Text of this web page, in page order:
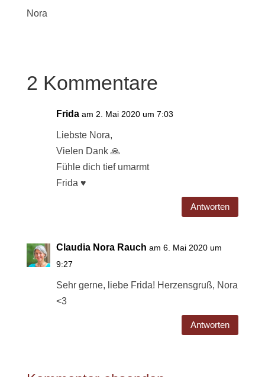
Nora
2 Kommentare
Frida am 2. Mai 2020 um 7:03
Liebste Nora,
Vielen Dank 🙏
Fühle dich tief umarmt
Frida ♥️
Antworten
Claudia Nora Rauch am 6. Mai 2020 um
9:27
Sehr gerne, liebe Frida! Herzensgruß, Nora
<3
Antworten